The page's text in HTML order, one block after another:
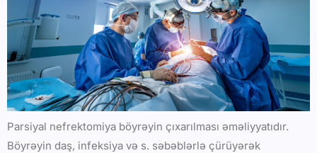
Parsiyal nefrektomiya böyrəyin çıxarılması əməliyyatıdır.
Böyrəyin daş, infeksiya və s. səbəblərlə çürüyərək